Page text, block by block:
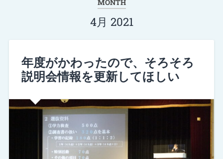
MONTH
4月 2021
年度がかわったので、そろそろ
説明会情報を更新してほしい